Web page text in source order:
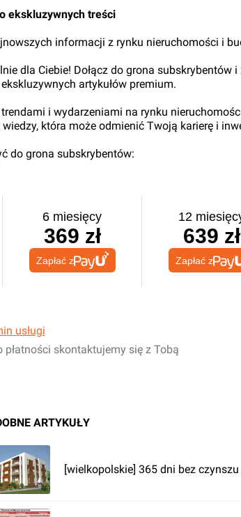
ekskluzywnych treści
informacji z rynku nieruchomości i
dla Ciebie! Dołącz do grona subskrybentów i
artykułów premium.
i wydarzeniami na rynku
która może odmienić Twoją karierę i
do grona subskrybentów:
6 miesięcy
369 zł
Zapłać z
12
639 zł
Zapłać z
usługi
skontaktujemy się z Tobą
ARTYKUŁY
[wielkopolskie] 365 dni bez czynszu